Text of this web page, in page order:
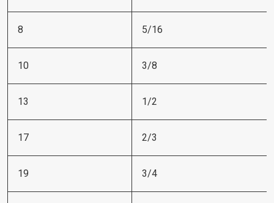
8 5/16
10 3/8
13 1/2
17 2/3
19 3/4